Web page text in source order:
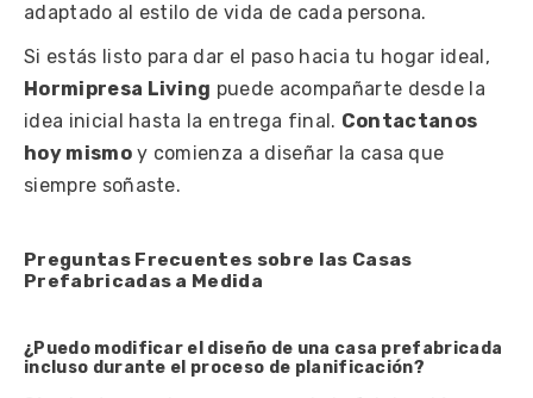
adaptado al estilo de vida de cada persona.
Si estás listo para dar el paso hacia tu hogar ideal,
Hormipresa Living puede acompañarte desde la
idea inicial hasta la entrega final. Contactanos
hoy mismoy comienza a diseñar la casa que
siempre soñaste.
Preguntas Frecuentes sobre las Casas
Prefabricadas a Medida
¿Puedo modificar el diseño de una casa prefabricada
incluso durante el proceso de planificación?